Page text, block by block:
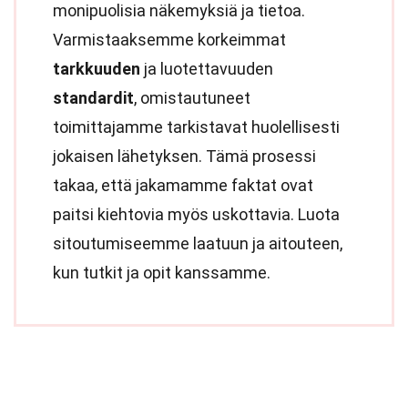
monipuolisia näkemyksiä ja tietoa.
Varmistaaksemme korkeimmat
tarkkuuden ja luotettavuuden
standardit, omistautuneet
toimittajamme tarkistavat huolellisesti
jokaisen lähetyksen. Tämä prosessi
takaa, että jakamamme faktat ovat
paitsi kiehtovia myös uskottavia. Luota
sitoutumiseemme laatuun ja aitouteen,
kun tutkit ja opit kanssamme.